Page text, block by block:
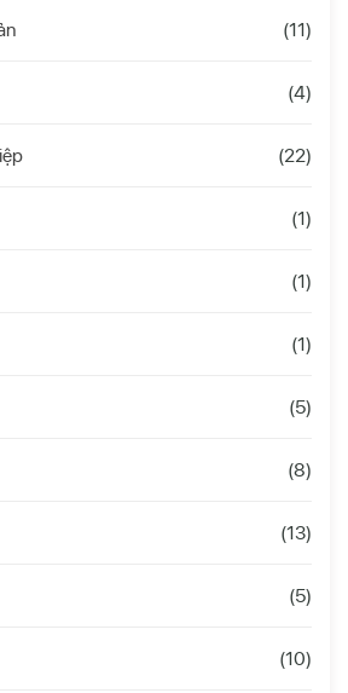
(11)
(4)
(22)
(1)
(1)
(1)
(5)
(8)
(13)
(5)
(10)